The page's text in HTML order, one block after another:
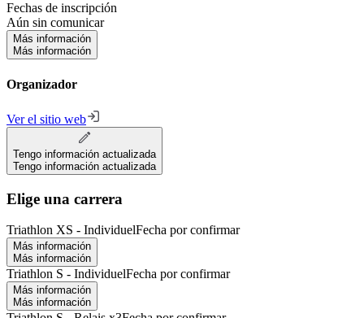
Fechas de inscripción
Aún sin comunicar
Más información
Más información
Organizador
Ver el sitio web
Tengo información actualizada
Tengo información actualizada
Elige una carrera
Triathlon XS - IndividuelFecha por confirmar
Más información
Más información
Triathlon S - IndividuelFecha por confirmar
Más información
Más información